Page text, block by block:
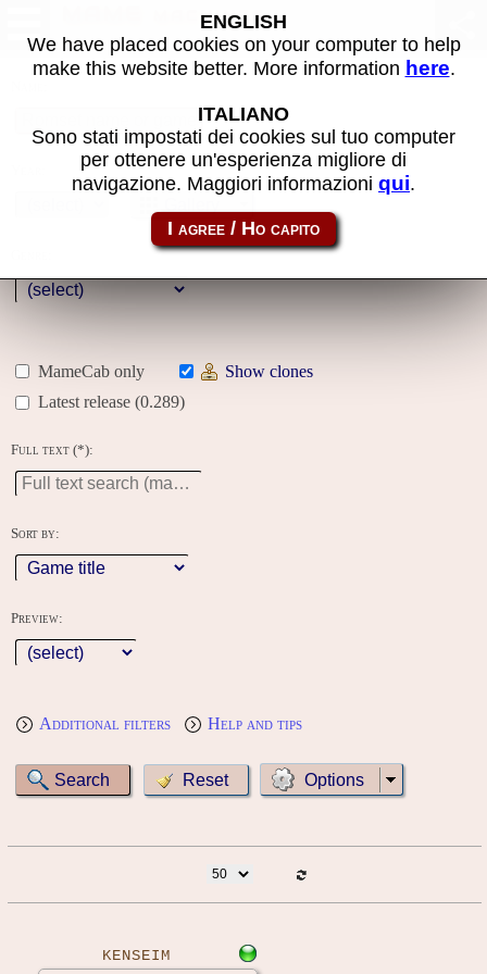
MAME machines
MameCab only
Show clones
Latest release (0.289)
Full text (*):
Sort by:
Preview:
Additional filters Help and tips
Options
KENSEIM
ENGLISH
We have placed cookies on your computer to help
make this website better. More information here.
ITALIANO
Sono stati impostati dei cookies sul tuo computer
per ottenere un'esperienza migliore di
navigazione. Maggiori informazioni qui.